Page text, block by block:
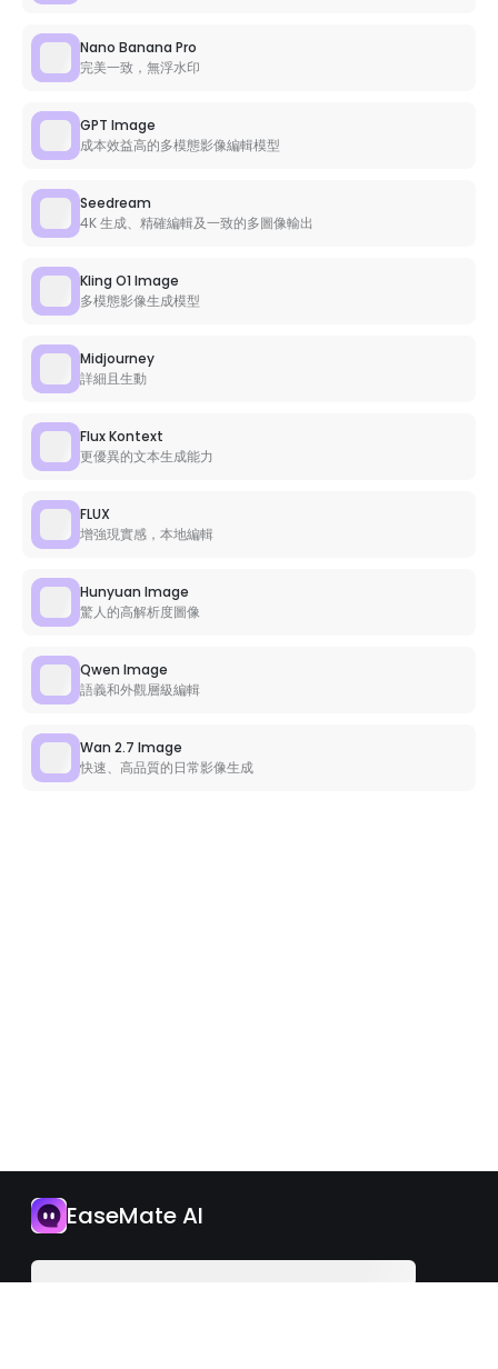
Nano Banana Pro
完美一致，無浮水印
GPT Image
成本效益高的多模態影像編輯模型
Seedream
4K 生成、精確編輯及一致的多圖像輸出
Kling O1 Image
多模態影像生成模型
Midjourney
詳細且生動
Flux Kontext
更優異的文本生成能力
FLUX
增強現實感，本地編輯
Hunyuan Image
驚人的高解析度圖像
Qwen Image
語義和外觀層級編輯
Wan 2.7 Image
快速、高品質的日常影像生成
EaseMate AI